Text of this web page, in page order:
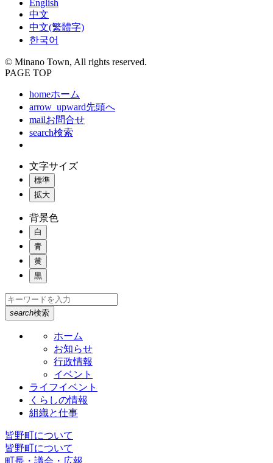
English
中文
中文(繁體字)
한국어
© Minano Town, All rights reserved.
PAGE TOP
homeホーム
arrow_upward先頭へ
mailお問合せ
search検索
文字サイズ
標準
拡大
背景色
白
青
黄
黒
search検索
ホーム
お知らせ
行政情報
イベント
ライフイベント
くらしの情報
組織と仕事
皆野町について
皆野町について
町長・議会・広報